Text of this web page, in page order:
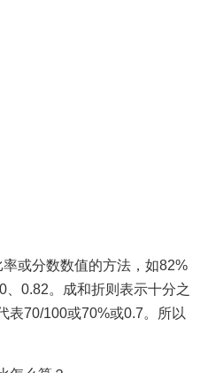
或分数数值的方法，如82%
0.82。成和折则表示十分之
表70/100或70%或0.7。所以